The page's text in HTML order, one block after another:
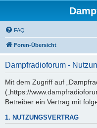
FAQ
Foren-Übersicht
Dampfradioforum -
Mit dem Zugriff auf
(„https://
Betreiber ein Vertrag mit
1. NUTZUNGSVERTRAG